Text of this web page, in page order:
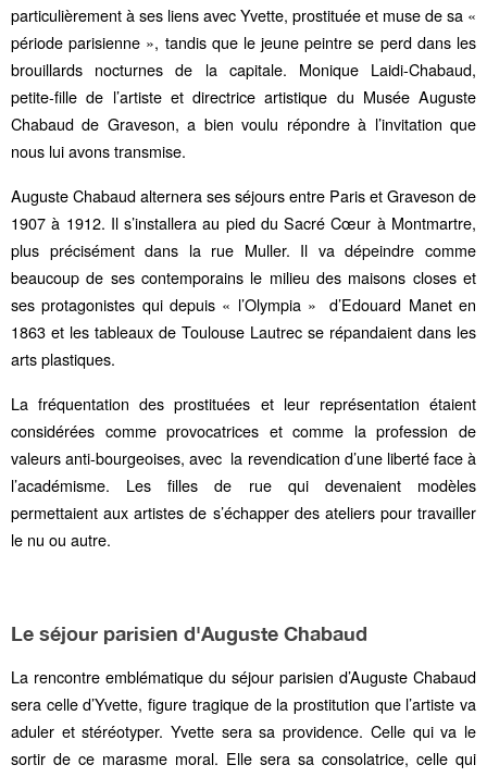
particulièrement à ses liens avec Yvette, prostituée et muse de sa «
période parisienne », tandis que le jeune peintre se perd dans les
brouillards nocturnes de la capitale. Monique Laidi-Chabaud,
petite-fille de l’artiste et directrice artistique du Musée Auguste
Chabaud de Graveson, a bien voulu répondre à l’invitation que
nous lui avons transmise.
Auguste Chabaudalternera ses séjours entre Paris et Graveson de
1907 à 1912. Il s’installera au pied du Sacré Cœur à Montmartre,
plus précisément dans la rue Muller. Il va dépeindre comme
beaucoup de ses contemporains le milieu des maisons closes et
ses protagonistes qui depuis « l’Olympia » d’Edouard Manet en
1863 et les tableaux de Toulouse Lautrec se répandaient dans les
arts plastiques.
La fréquentation des prostituées et leur représentation étaient
considérées comme provocatrices et comme la profession de
valeurs anti-bourgeoises, avec la revendication d’une liberté face à
l’académisme. Les filles de rue qui devenaient modèles
permettaient aux artistes de s’échapper des ateliers pour travailler
le nu ou autre.
Le séjour parisien d'Auguste Chabaud
La rencontre emblématique du séjour parisien d’Auguste Chabaud
sera celle d’Yvette, figure tragique de la prostitution que l’artiste va
aduler et stéréotyper. Yvette sera sa providence. Celle qui va le
sortir de ce marasme moral. Elle sera sa consolatrice, celle qui